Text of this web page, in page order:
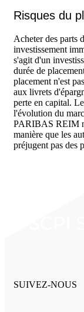
Risques du
Acheter des parts
investissement
s'agit d'un
durée de
placement n'est
aux livrets
perte en capital.
l'évolution du
PARIBAS REIM
manière que les
préjugent pas des
SUIVEZ-NOUS